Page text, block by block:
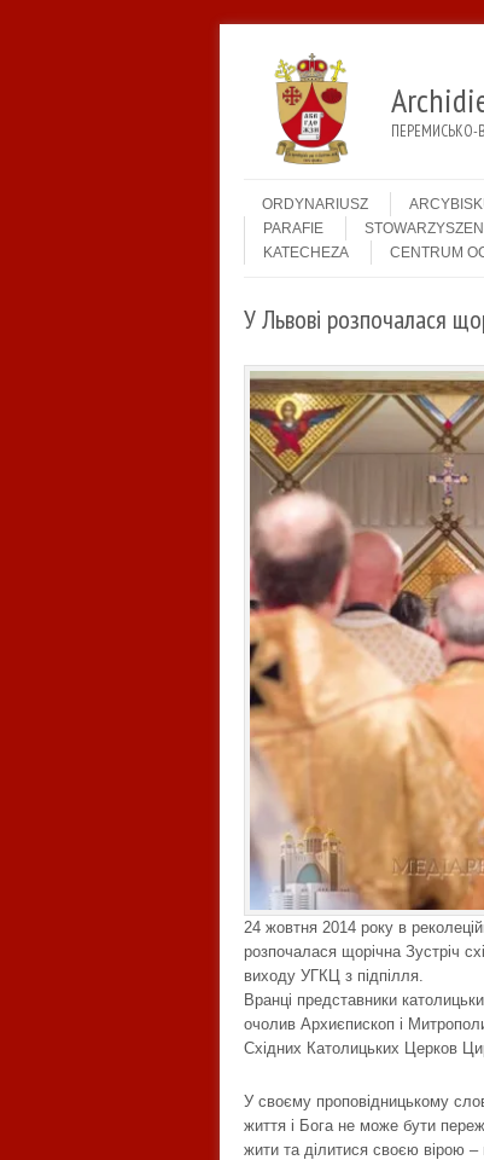
ПЕРЕМИСЬКО-
Menu
ORDYNARIUSZ
PARAFIE
KATECHEZA
CENTRUM
У Львові розпочалася
24 жовтня 2014 року в
розпочалася щорічна Зустріч
виходу УГКЦ з підпілля.
Вранці представники
очолив Архиєпископ і
Східних Католицьких Церков
У своєму проповідницькому
життя і Бога не може бути
жити та ділитися своєю вірою